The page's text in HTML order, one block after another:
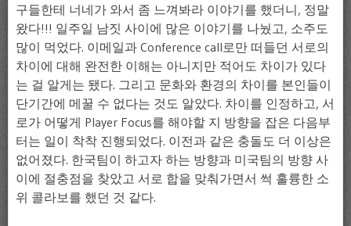
구들한테 너네가 와서 좀 느껴봐라 이야기를 했더니, 정말
왔다!!! 일주일 남짓 사이에 많은 이야기를 나눴고, 소주도
많이 먹었다. 이메일과 Conference call로만 떠들던 서로의
차이에 대해 완전한 이해는 아니지만 적어도 차이가 있다
는 걸 알게는 됐다. 그리고 문화와 환경의 차이를 본인들이
단기간에 메꿀 수 없다는 것도 알았다. 차이를 인정하고, 서
로가 어떻게 Player Focus를 해야할 지 방향을 잡은 다음부
터는 일이 착착 진행되었다. 이전과 같은 충돌도 더 이상은
없어졌다. 한국팀이 하고자 하는 방향과 미국팀의 방향 사
이에 절충점을 찾았고 서로 합을 맞춰가면서 썩 훌륭한 소
위 콜라보를 했던 것 같다.